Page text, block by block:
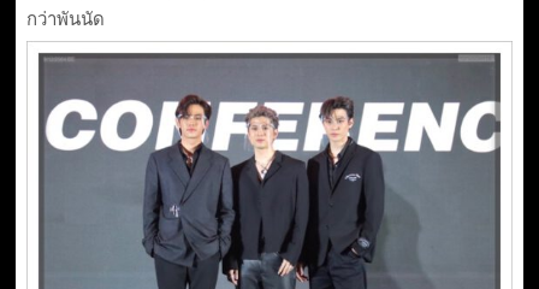
กว่าพันนัด